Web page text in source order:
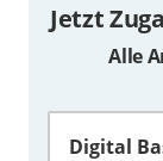
Jetzt
Alle
Digital